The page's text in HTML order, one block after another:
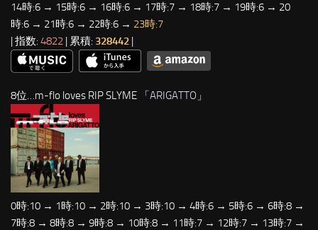
14時:6 → 15時:6 → 16時:6 → 17時:7 → 18時:7 → 19時:6 → 20
時:6 → 21時:6 → 22時:6 → 23時:7
| 指数: 4822 | 累積: 328442
8位…m-flo loves RIP SLYME 「ARIGATTO 」
0時:10 → 1時:10 → 2時:10 → 3時:10 → 4時:6 → 5時:6 → 6時:8 →
7時:8 → 8時:8 → 9時:8 → 10時:8 → 11時:7 → 12時:7 → 13時:7 →